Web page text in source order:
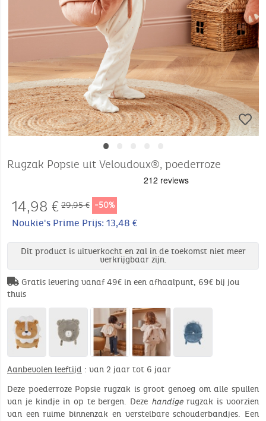
•••••
Rugzak Popsie uit Veloudoux®, poederroze
14,98 € 29,95 € -50%
Noukie's Prime Prijs: 13,48 €
Dit product is uitverkocht en zal in de toekomst niet meer
verkrijgbaar zijn.
Gratis levering vanaf 49€ in een afhaalpunt, 69€ bij jou
thuis
Aanbevolen leeftijd : van 2 jaar tot 6 jaar
Deze poederroze Popsie rugzak is groot genoeg om alle spullen
van je kindje in op te bergen. Deze handigerugzak is voorzien
van een ruime binnenzak en verstelbare schouderbandjes. Een